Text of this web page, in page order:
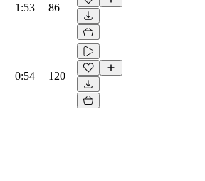
1:53 86
0:54 120